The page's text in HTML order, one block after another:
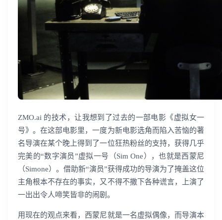
ZMO.ai 的技术，让我想到了过去的一部电影《虚拟女一
号》。在这部电影里，一度为新电影选角而陷入苦恼的著
名导演在某个晚上得到了一位狂热粉丝的支持，获得几乎
完美的“数字演员”虚拟一号（Sim One），也就是西蒙尼
（Simone）。借助新“演员”获得成功的导演为了掩盖这位
主角根本不存在的事实，又不得不撒下各种谎言，上演了
一出出令人啼笑皆非的闹剧。
用现在的观点来看，西蒙尼就是一名虚拟偶像，而导演本